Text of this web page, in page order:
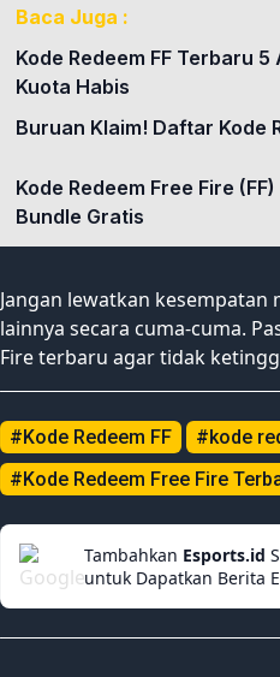
Baca Juga :
Kode Redeem FF Terbaru
Kuota Habis
Buruan Klaim! Daftar Kode
Kode Redeem Free Fire
Bundle Gratis
Jangan lewatkan
lainnya secara cuma-cuma.
Fire terbaru agar tidak
#Kode Redeem FF #kode
#Kode Redeem Free Fire
Tambahkan Esports.id
untuk Dapatkan Berita